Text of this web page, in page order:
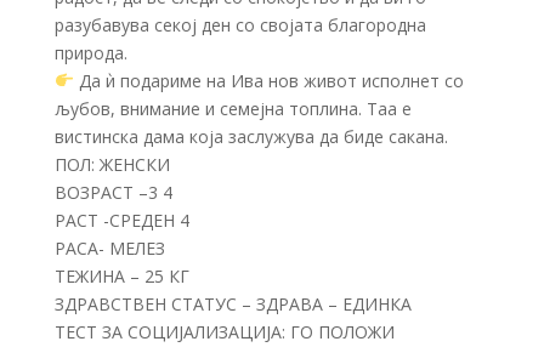
разубавува секој ден со својата благородна
природа.
Да ѝ подариме на Ива нов живот исполнет со
љубов, внимание и семејна топлина. Таа е
вистинска дама која заслужува да биде сакана.
ПОЛ: ЖЕНСКИ
ВОЗРАСТ –3 4
РАСТ -СРЕДЕН 4
РАСА- МЕЛЕЗ
ТЕЖИНА – 25 КГ
ЗДРАВСТВЕН СТАТУС – ЗДРАВА – ЕДИНКА
ТЕСТ ЗА СОЦИЈАЛИЗАЦИЈА: ГО ПОЛОЖИ